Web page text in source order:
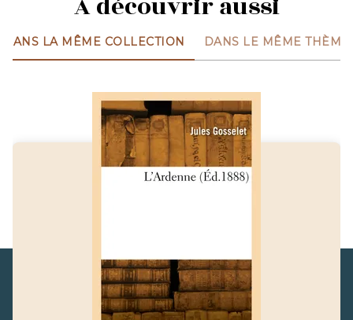
À découvrir aussi
DANS LA MÊME COLLECTION DANS LE MÊME THÈME